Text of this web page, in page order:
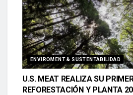
ENVIROMENT & SUSTENTABILIDAD
U.S. MEAT REALIZA SU
REFORESTACIÓN Y PLANTA